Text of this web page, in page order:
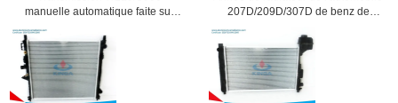
manuelle automatique faite sur
commande de benz de Mercedes
de radiateur de noyau en
aluminium
207D/209D/307D de benz de